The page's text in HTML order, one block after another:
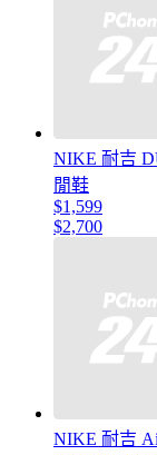
NIKE 耐吉
閒鞋
$1,599
$2,700
NIKE 耐吉